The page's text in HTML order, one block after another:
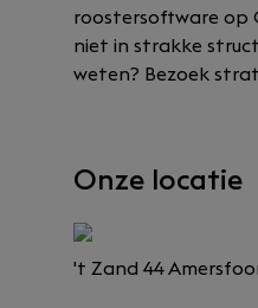
roostersoftware op
niet in strakke
weten? Bezoek
Onze locatie
't Zand 44